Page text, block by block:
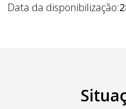
Data da disponibilização: